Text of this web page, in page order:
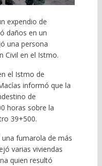
expendio de
daños en un
una persona
Civil en el Istmo.
el Istmo de
informó que la
de
horas sobre la
39+500.
fumarola de más
varias viviendas
quien resultó